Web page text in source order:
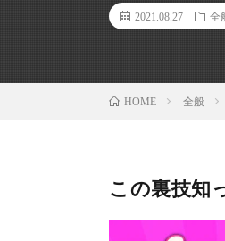
2021.08.27 全
HOME 全般
この裏技知